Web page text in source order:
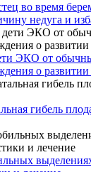
во время
недуга и
ЭКО от
о
гибель